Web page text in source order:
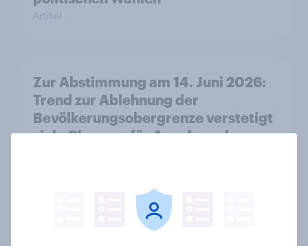
Artikel
Zur Abstimmung am 14. Juni 2026:
Trend zur Ablehnung der
Bevölkerungsobergrenze verstetigt
sich, Chancen für Annahme des